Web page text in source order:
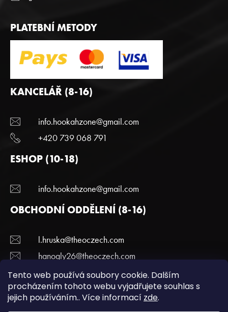
Tento web používá soubory cookie. Dalším
procházením tohoto webu vyjadřujete souhlas s
jejich používáním.. Více informací zde.
PLATEBNÍ METODY
KANCELÁŘ (8-16)
info.hookahzone@gmail.com
+420 739 068 791
ESHOP (10-18)
info.hookahzone@gmail.com
OBCHODNÍ ODDĚLENÍ (8-16)
l.hruska@theoczech.com
hanogly26@theoczech.com
+420 774 395 836